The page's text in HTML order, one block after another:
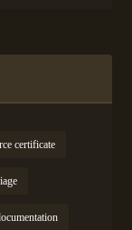
certificate